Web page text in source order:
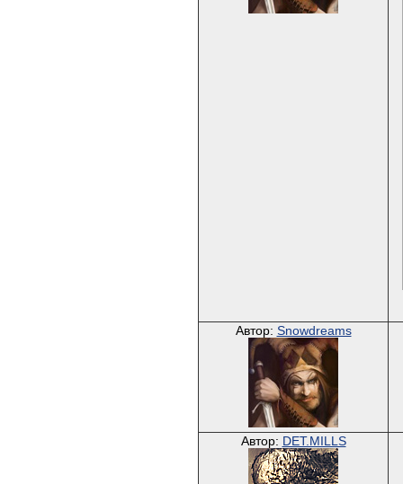
Автор: Snowdreams
Автор: DET.MILLS